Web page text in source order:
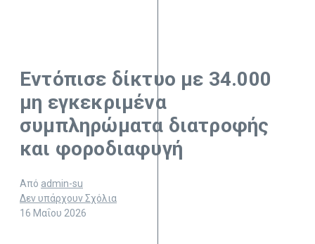
Εντόπισε δίκτυο με 34.000
μη εγκεκριμένα
συμπληρώματα διατροφής
και φοροδιαφυγή
Από admin-su
Δεν υπάρχουν Σχόλια
16 Μαΐου 2026